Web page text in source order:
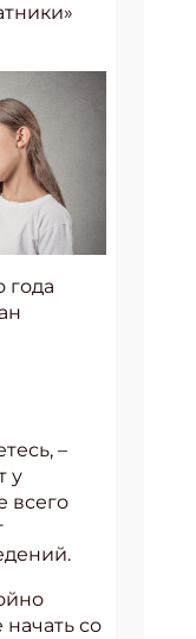
года
–
у
всего
со